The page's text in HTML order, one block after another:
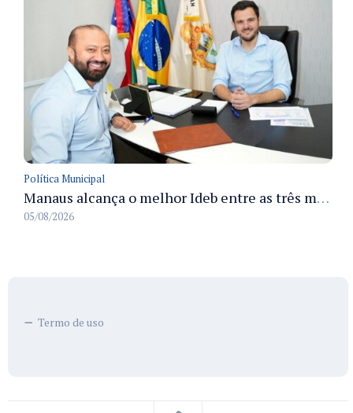
Política Municipal
Manaus alcança o melhor Ideb entre as três maiores redes municipais do país em 2025 com avanço na aprendizagem
05/08/2026
Termo de uso